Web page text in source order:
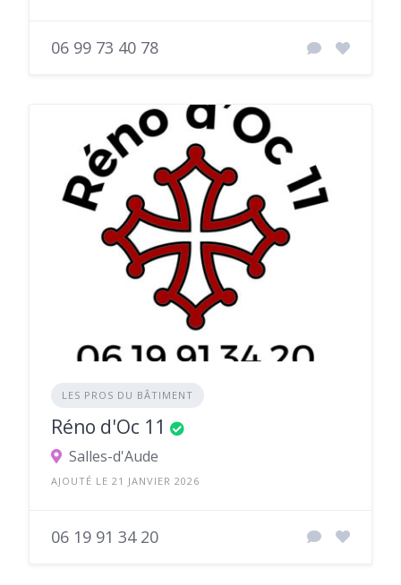
06 99 73 40 78
LES PROS DU BÂTIMENT
Réno d'Oc 11
Salles-d'Aude
AJOUTÉ LE 21 JANVIER 2026
06 19 91 34 20